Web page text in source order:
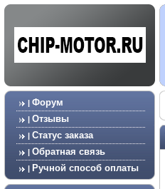
| Форум
| Отзывы
| Статус заказа
| Обратная связь
| Ручной способ оплаты